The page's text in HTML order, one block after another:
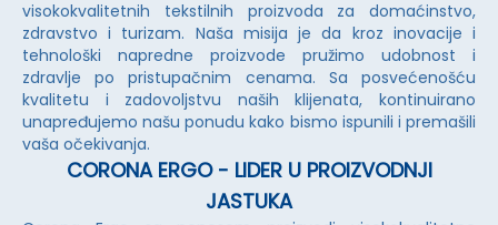
visokokvalitetnih tekstilnih proizvoda za domaćinstvo,
zdravstvo i turizam. Naša misija je da kroz inovacije i
tehnološki napredne proizvode pružimo udobnost i
zdravlje po pristupačnim cenama. Sa posvećenošću
kvalitetu i zadovoljstvu naših klijenata, kontinuirano
unapređujemo našu ponudu kako bismo ispunili i premašili
vaša očekivanja.
CORONA ERGO - LIDER U PROIZVODNJI
JASTUKA